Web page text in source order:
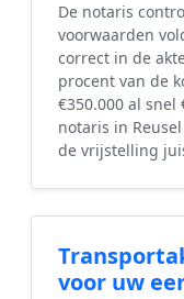
De notaris
voorwaarden
correct in de
procent van de
€350.000 al snel
notaris in
de vrijstelling
voor uw